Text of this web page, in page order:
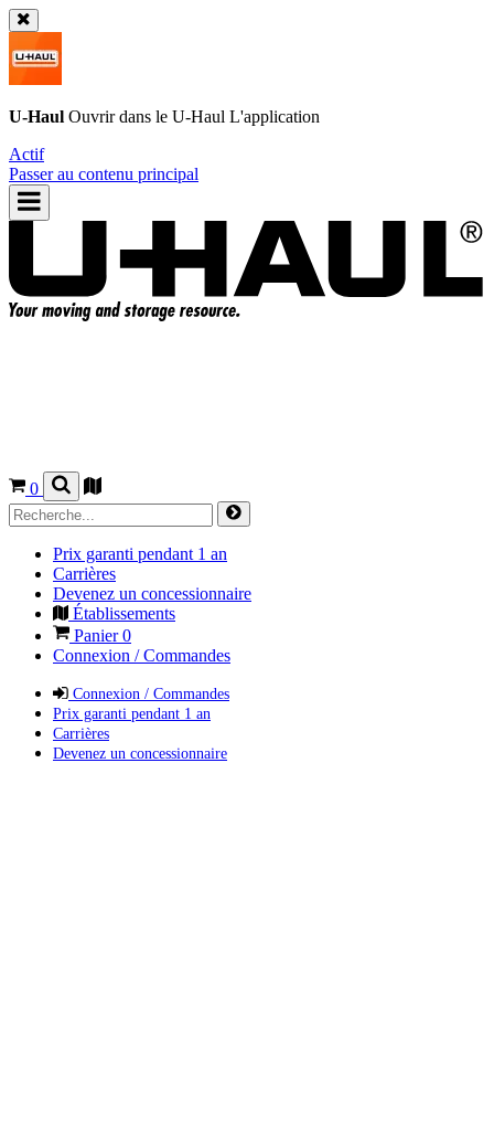
U-Haul Ouvrir dans le U-Haul L'application
Actif
Passer au contenu principal
0
Prix garanti pendant 1 an
Carrières
Devenez un concessionnaire
Établissements
Panier0
Connexion / Commandes
Connexion / Commandes
Prix garanti pendant 1 an
Carrières
Devenez un concessionnaire